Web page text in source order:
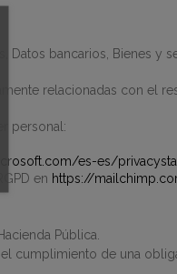
bancarios, Bienes y
relacionadas con el
personal:
es-es/
en https://
Pública.
cumplimiento de una